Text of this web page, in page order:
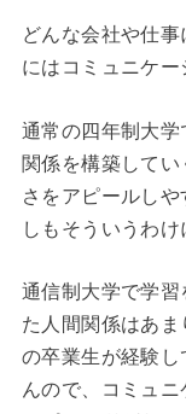
どんな会社や仕
にはコミュニケー
通常の四年制大
関係を構築して
さをアピールし
しもそういうわけ
通信制大学で学
た人間関係はあ
の卒業生が経験
んので、コミュ